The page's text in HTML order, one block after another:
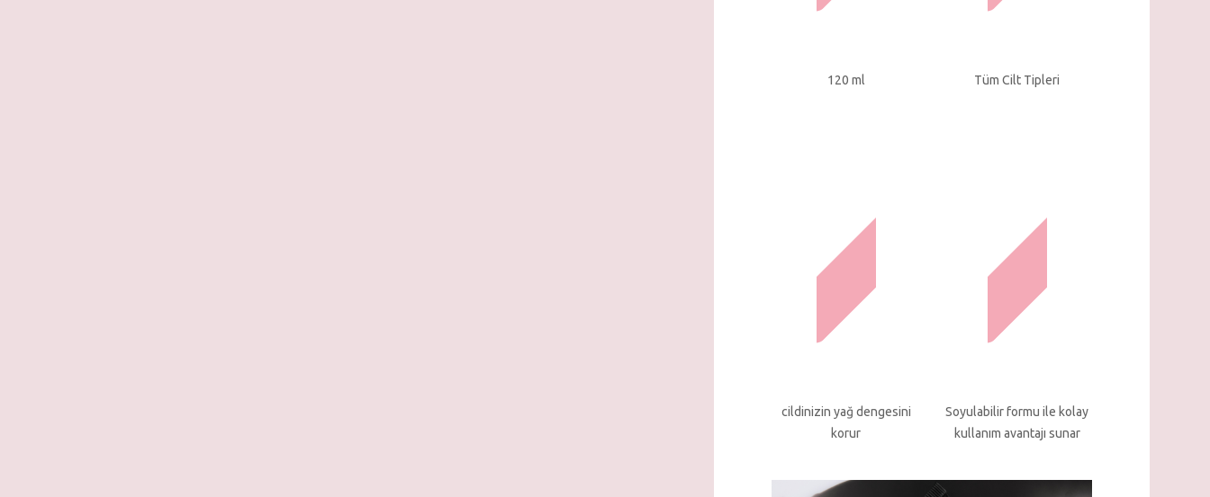
120 ml Tüm Cilt Tipleri
cildinizin yağ dengesini
korur
Soyulabilir formu ile kolay
kullanım avantajı sunar